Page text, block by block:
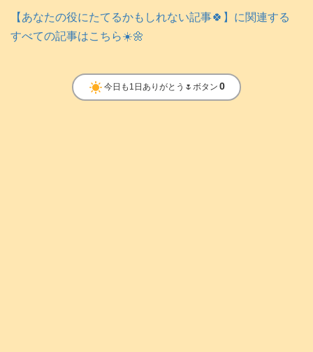
【あなたの役にたてるかもしれない記事🍀】に関連する
すべての記事はこちら☀️🌼
clear_day 今日も1日ありがとう🌷ボタン 0